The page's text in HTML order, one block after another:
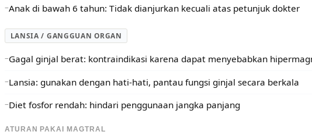
Anak di bawah 6 tahun: Tidak dianjurkan kecuali atas petunjuk dokter
LANSIA / GANGGUAN ORGAN
Gagal ginjal berat: kontraindikasi karena dapat menyebabkan
Lansia: gunakan dengan hati-hati, pantau fungsi ginjal secara berkala
Diet fosfor rendah: hindari penggunaan jangka panjang
ATURAN PAKAI MAGTRAL